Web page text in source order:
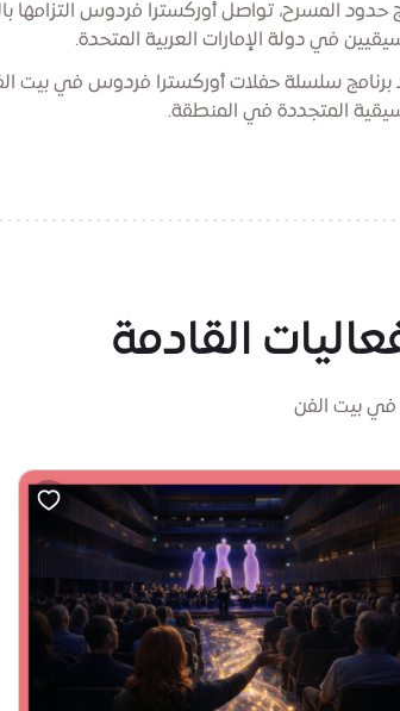
حدود المسرح، تواصل أوركسترا فردوس التزامها
في دولة الإمارات العربية المتحدة.
برنامج سلسلة حفلات أوركسترا فردوس في بيت
المتجددة في المنطقة.
القادمة
في بيت الفن